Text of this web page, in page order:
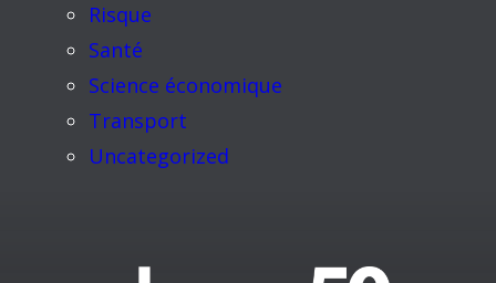
Risque
Santé
Science économique
Transport
Uncategorized